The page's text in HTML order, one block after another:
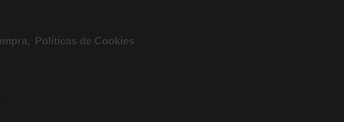
Políticas de Cookies